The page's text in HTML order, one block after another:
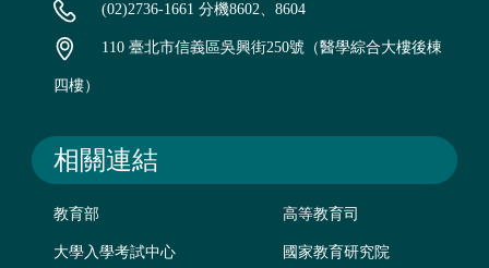
(02)2736-1661 分機8602、8604
110 臺北市信義區吳興街250號（醫學綜合大樓後棟
四樓）
相關連結
教育部 高等教育司
大學入學考試中心 國家教育研究院